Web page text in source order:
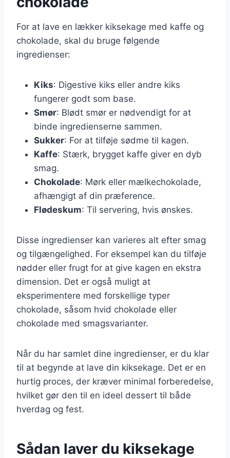
For at lave en lækker kiksekage med kaffe og
chokolade, skal du bruge følgende
ingredienser:
Kiks: Digestive kiks eller andre kiks
fungerer godt som base.
Smør: Blødt smør er nødvendigt for at
binde ingredienserne sammen.
Sukker: For at tilføje sødme til kagen.
Kaffe: Stærk, brygget kaffe giver en dyb
smag.
Chokolade: Mørk eller mælkechokolade,
afhængigt af din præference.
Flødeskum: Til servering, hvis ønskes.
Disse ingredienser kan varieres alt efter smag
og tilgængelighed. For eksempel kan du tilføje
nødder eller frugt for at give kagen en ekstra
dimension. Det er også muligt at
eksperimentere med forskellige typer
chokolade, såsom hvid chokolade eller
chokolade med smagsvarianter.
Når du har samlet dine ingredienser, er du klar
til at begynde at lave din kiksekage. Det er en
hurtig proces, der kræver minimal forberedelse,
hvilket gør den til en ideel dessert til både
hverdag og fest.
Sådan laver du kiksekage